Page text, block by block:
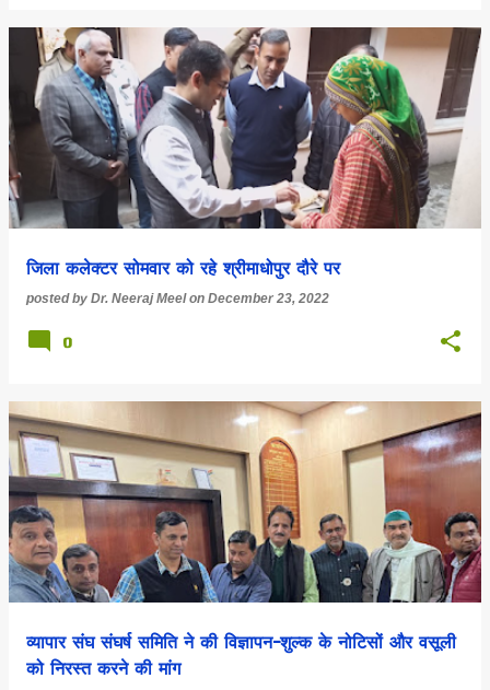
जिला कलेक्टर सोमवार को रहे श्रीमाधोपुर दौरे पर
posted by Dr. Neeraj Meel on December 23, 2022
0
व्यापार संघ संघर्ष समिति ने की विज्ञापन-शुल्क के नोटिसों और वसूली
को निरस्त करने की मांग